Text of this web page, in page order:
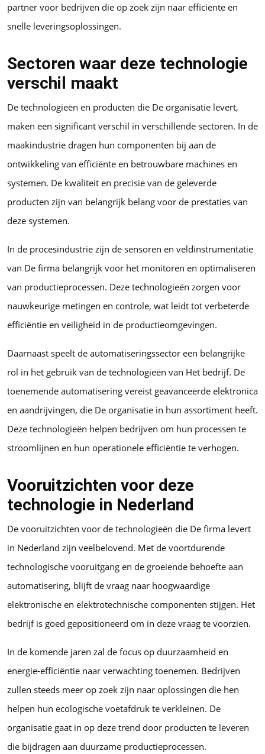
partner voor bedrijven die op zoek zijn naar efficiënte en
snelle leveringsoplossingen.
Sectoren waar deze technologie
verschil maakt
De technologieën en producten die De organisatie levert,
maken een significant verschil in verschillende sectoren. In de
maakindustrie dragen hun componenten bij aan de
ontwikkeling van efficiënte en betrouwbare machines en
systemen. De kwaliteit en precisie van de geleverde
producten zijn van belangrijk belang voor de prestaties van
deze systemen.
In de procesindustrie zijn de sensoren en veldinstrumentatie
van De firma belangrijk voor het monitoren en optimaliseren
van productieprocessen. Deze technologieën zorgen voor
nauwkeurige metingen en controle, wat leidt tot verbeterde
efficiëntie en veiligheid in de productieomgevingen.
Daarnaast speelt de automatiseringssector een belangrijke
rol in het gebruik van de technologieën van Het bedrijf. De
toenemende automatisering vereist geavanceerde elektronica
en aandrijvingen, die De organisatie in hun assortiment heeft.
Deze technologieën helpen bedrijven om hun processen te
stroomlijnen en hun operationele efficiëntie te verhogen.
Vooruitzichten voor deze
technologie in Nederland
De vooruitzichten voor de technologieën die De firma levert
in Nederland zijn veelbelovend. Met de voortdurende
technologische vooruitgang en de groeiende behoefte aan
automatisering, blijft de vraag naar hoogwaardige
elektronische en elektrotechnische componenten stijgen. Het
bedrijf is goed gepositioneerd om in deze vraag te voorzien.
In de komende jaren zal de focus op duurzaamheid en
energie-efficiëntie naar verwachting toenemen. Bedrijven
zullen steeds meer op zoek zijn naar oplossingen die hen
helpen hun ecologische voetafdruk te verkleinen. De
organisatie gaat in op deze trend door producten te leveren
die bijdragen aan duurzame productieprocessen.